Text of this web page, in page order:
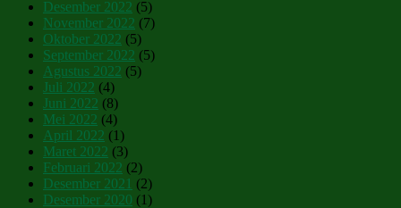
Desember 2022 (5)
November 2022 (7)
Oktober 2022 (5)
September 2022 (5)
Agustus 2022 (5)
Juli 2022 (4)
Juni 2022 (8)
Mei 2022 (4)
April 2022 (1)
Maret 2022 (3)
Februari 2022 (2)
Desember 2021 (2)
Desember 2020 (1)